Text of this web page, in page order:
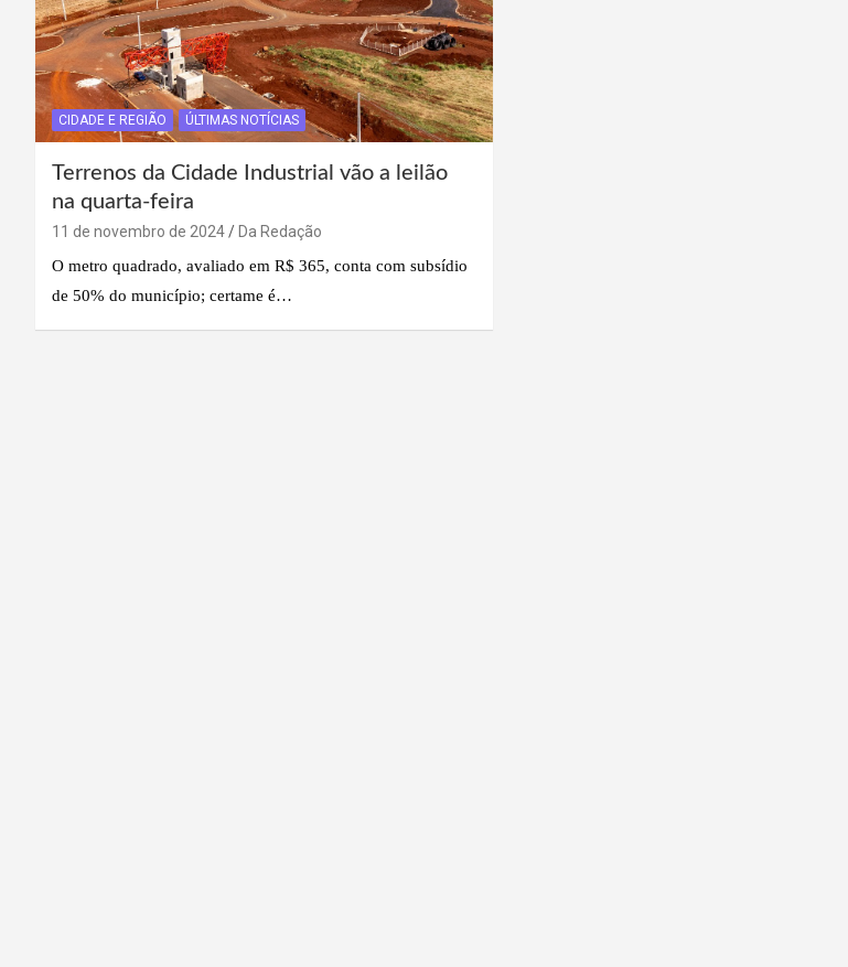
CIDADE E REGIÃO ÚLTIMAS NOTÍCIAS
Terrenos da Cidade Industrial vão a leilão
na quarta-feira
11 de novembro de 2024
Da Redação
O metro quadrado, avaliado em R$ 365, conta com subsídio
de 50% do município; certame é…